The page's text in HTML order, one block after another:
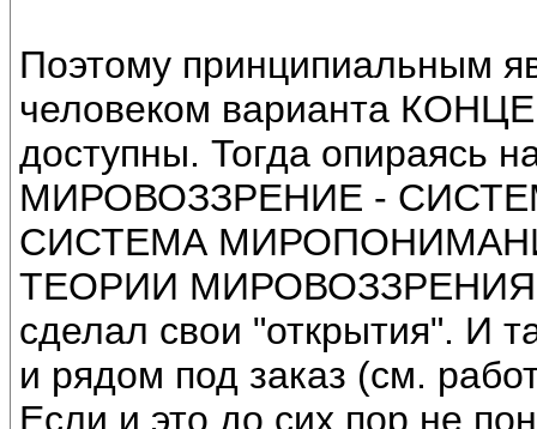
Поэтому принципиальным
человеком варианта
доступны. Тогда опираясь
МИРОВОЗЗРЕНИЕ -
СИСТЕМА
ТЕОРИИ МИРОВОЗЗРЕНИЯ.
сделал свои "открытия". И
и рядом под заказ (см.
Если и это до сих пор не